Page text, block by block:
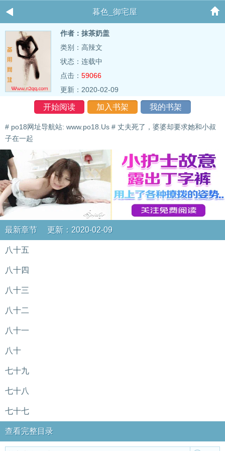
暮色_御宅屋
作者：抹茶奶盖
类别：高辣文
状态：连载中
点击： 59066
更新：2020-02-09
开始阅读 加入书架 我的书架
# po18网址导航站: www.po18.Us # 丈夫死了，婆婆却要求她和小叔
子在一起
最新章节 更新：2020-02-09
八十五
八十四
八十三
八十二
八十一
八十
七十九
七十八
七十七
查看完整目录